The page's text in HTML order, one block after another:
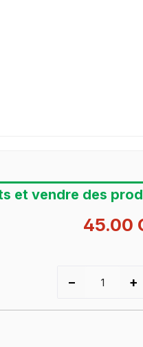
et vendre des
45.00
− +